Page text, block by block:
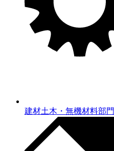
建材土木・無機材料部門